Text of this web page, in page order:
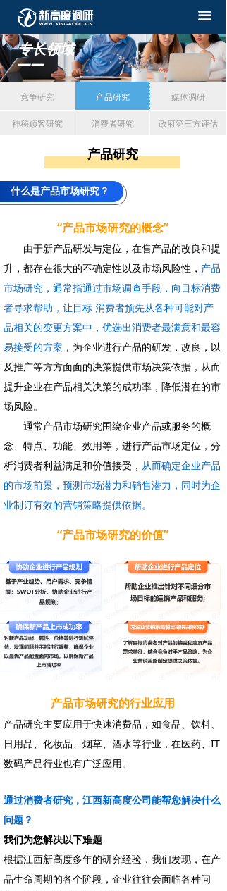
끀
专长领域
——
竞争研究 产品研究 媒体调研
神秘顾客研究 消费者研究 政府第三方评估
“产品市场研究的概念”
由于新产品研发与定位，在售产品的改良和提
升，都存在很大的不确定性以及市场风险性， 产品
市场研究，通常指通过市场调查手段，向目标消费
者寻求帮助，让目标 消费者预先从各种可能对产
品相关的变更方案中，优选出消费者最满意和最容
易接受的方案 ，为企业进行产品的研发，改良，以
及推广等方方面面的决策提供市场决策依据，从而
提升企业在产品相关决策的成功率，降低潜在的市
场风险。
通常产品市场研究围绕企业产品或服务的概
念、特点、功能、效用等，进行产品市场定位，分
析消费者利益满足和价值接受， 从而确定企业产品
的市场前景，预测市场潜力和销售潜力，同时为企
业制订有效的营销策略提供依据。
“产品市场研究的价值”
产品研究
什么是产品市场研究？
按钮
产品市场研究的行业应用
产品研究主要应用于快速消费品，如食品、饮料、
日用品、化妆品、烟草、酒水等行业，在医药、IT
数码产品行业也有广泛应用。
通过消费者研究，江西新高度公司能帮您解决什么
问题？
我们为您解决以下难题
根据江西新高度多年的研究经验，我们发现，在产
品生命周期的各个阶段，企业往往会面临各种问